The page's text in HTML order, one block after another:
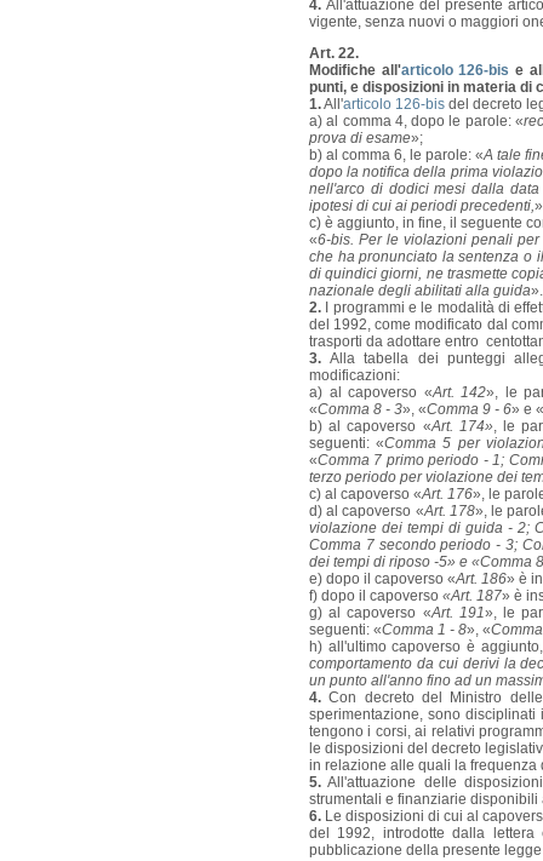
4. All'attuazione del presente
vigente, senza nuovi o maggiori
Art. 22.
Modifiche all'articolo 126-bis e
punti, e disposizioni in materia di
1.All'articolo 126-bis del decreto
a) al comma 4, dopo le parole: «
prova di esame»;
b) al comma 6, le parole: «A tale
dopo la notifica della prima
nell'arco di dodici mesi dalla
ipotesi di cui ai periodi precedenti,
c) è aggiunto, in fine, il seguente
«6-bis. Per le violazioni penali
che ha pronunciato la sentenza o
di quindici giorni, ne trasmette
nazionale degli abilitati alla guida».
2.
I programmi e le modalità di
del 1992, come modificato dal
trasporti da adottare entro
3.Alla tabella dei punteggi
modificazioni:
a) al capoverso «Art. 142», le
«Comma 8 - 3», «Comma 9 - 6» e «
b) al capoverso «Art. 174», le
seguenti: «Comma 5 per
«Comma 7 primo periodo - 1;
terzo periodo per violazione dei
c) al capoverso «Art. 176», le
d) al capoverso «Art. 178», le
violazione dei tempi di guida - 2;
Comma 7 secondo periodo - 3;
dei tempi di riposo -5» e «Comma
e) dopo il capoverso «Art. 186» è
f) dopo il capoverso «Art. 187» è
g) al capoverso «Art. 191», le
seguenti: «Comma 1 - 8», «
h) all'ultimo capoverso è
comportamento da cui derivi la
un punto all'anno fino ad un
4.Con decreto del Ministro
sperimentazione, sono
tengono i corsi, ai relativi
le disposizioni del decreto
in relazione alle quali la frequenza
5. All'attuazione delle
strumentali e finanziarie
6. Le disposizioni di cui al
del 1992, introdotte dalla
pubblicazione della presente